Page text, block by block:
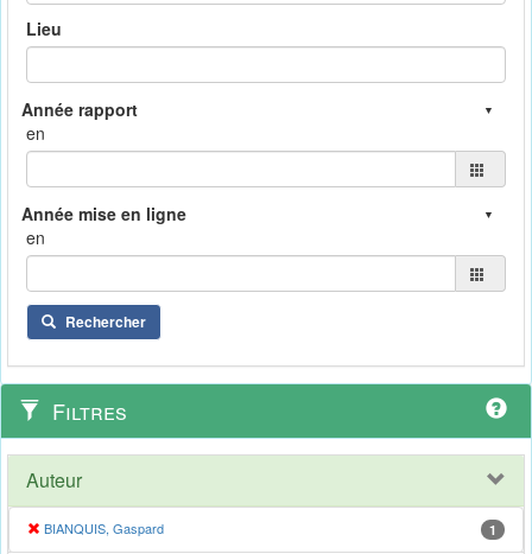
Lieu
en
en
Rechercher
Filtres
Auteur
BIANQUIS, Gaspard 1